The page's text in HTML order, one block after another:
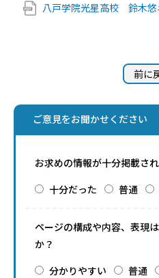
八戸学院光星高校 鈴木
前に
ご意見をお聞かせください
お求めの情報が十分掲載さ
十分だった
普通
ページの構成や内容、表現
か？
分かりやすい
普通